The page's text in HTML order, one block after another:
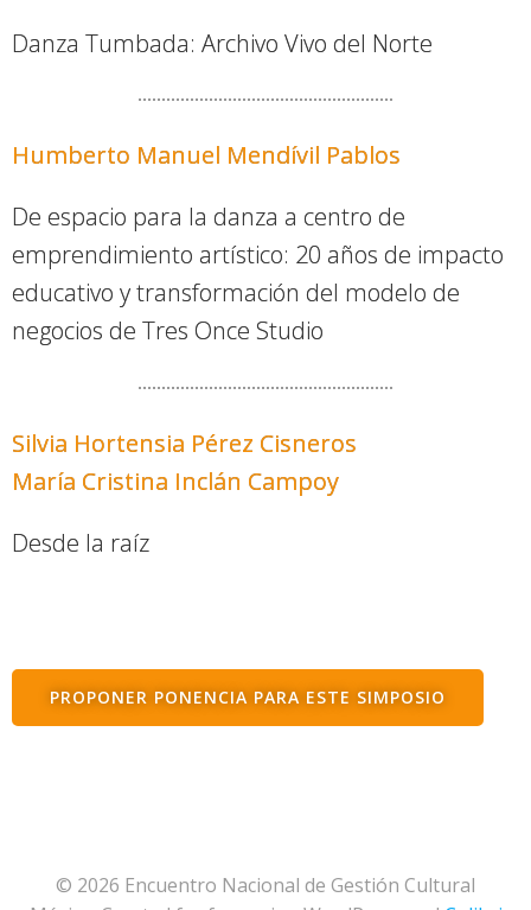
Danza Tumbada: Archivo Vivo del Norte
Humberto Manuel Mendívil Pablos
De espacio para la danza a centro de
emprendimiento artístico: 20 años de impacto
educativo y transformación del modelo de
negocios de Tres Once Studio
Silvia Hortensia Pérez Cisneros
María Cristina Inclán Campoy
Desde la raíz
PROPONER PONENCIA PARA ESTE SIMPOSIO
© 2026 Encuentro Nacional de Gestión Cultural